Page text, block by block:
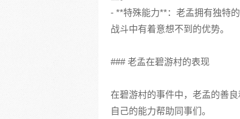
- **特殊能力**：老孟拥有独特
战斗中有着意想不到的优势。
### 老孟在碧游村的表现
在碧游村的事件中，老孟的善
自己的能力帮助同事们。